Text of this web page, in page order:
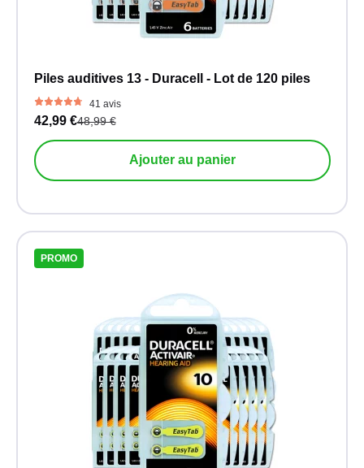
Piles auditives 13 - Duracell - Lot de 120 piles
41 avis
42,99 €48,99 €
Ajouter au panier
PROMO